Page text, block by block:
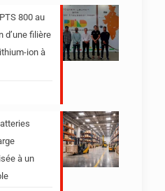
800 au
filière
ion à
à un